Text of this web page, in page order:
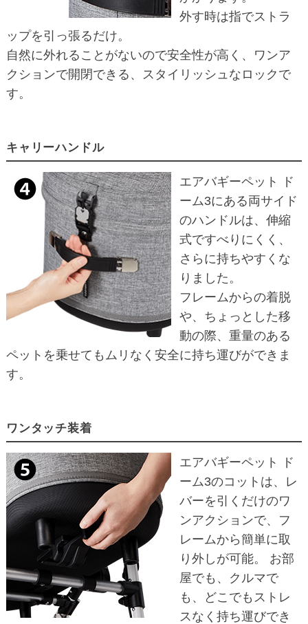
外す時は指でストラ
ップを引っ張るだけ。
自然に外れることがないので安全性が高く、ワンア
クションで開閉できる、スタイリッシュなロックで
す。
キャリーハンドル
エアバギーペット ド
ーム3にある両サイド
のハンドルは、伸縮
式ですべりにくく、
さらに持ちやすくな
りました。
フレームからの着脱
や、ちょっとした移
動の際、重量のある
ペットを乗せてもムリなく安全に持ち運びができま
す。
ワンタッチ装着
エアバギーペット ド
ーム3のコットは、レ
バーを引くだけのワ
ンアクションで、フ
レームから簡単に取
り外しが可能。 お部
屋でも、クルマで
も、どこでもストレ
スなく持ち運びでき